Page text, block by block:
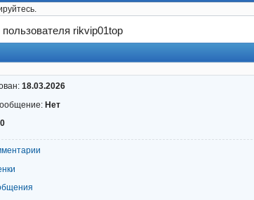
rikvip01top
18.03.2026
Нет
0